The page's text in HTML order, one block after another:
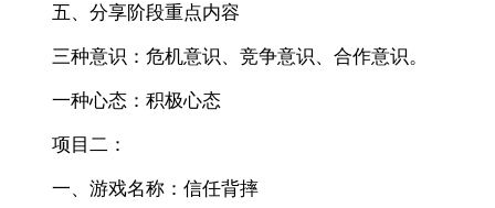
五、分享阶段重点内容
三种意识：危机意识、竞争意识、合作意识。
一种心态：积极心态
项目二：
一、游戏名称：信任背摔